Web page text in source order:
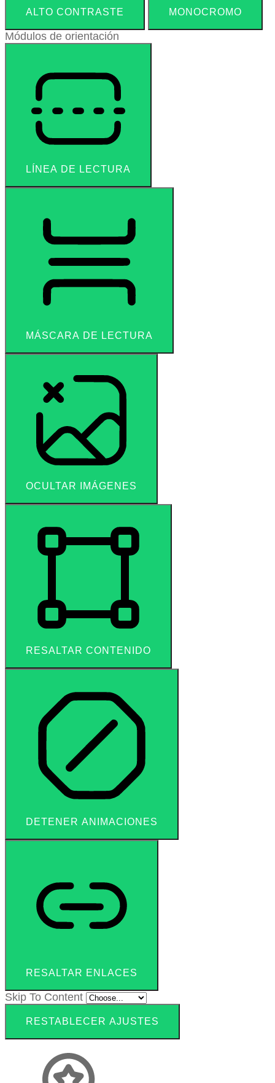
ALTO CONTRASTE MONOCROMO
Módulos de orientación
LÍNEA DE LECTURA
MÁSCARA DE LECTURA
OCULTAR IMÁGENES
RESALTAR CONTENIDO
DETENER ANIMACIONES
RESALTAR ENLACES
Skip To Content
RESTABLECER AJUSTES